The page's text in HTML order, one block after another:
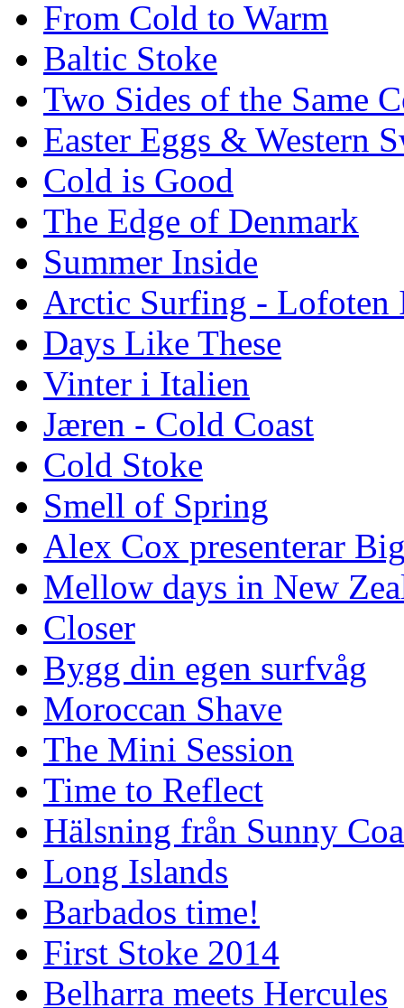
From Cold to Warm
Baltic Stoke
Two Sides of the Same
Easter Eggs & Western
Cold is Good
The Edge of Denmark
Summer Inside
Arctic Surfing - Lofoten
Days Like These
Vinter i Italien
Jæren - Cold Coast
Cold Stoke
Smell of Spring
Alex Cox presenterar
Mellow days in New
Closer
Bygg din egen surfvåg
Moroccan Shave
The Mini Session
Time to Reflect
Hälsning från Sunny
Long Islands
Barbados time!
First Stoke 2014
Belharra meets Hercules